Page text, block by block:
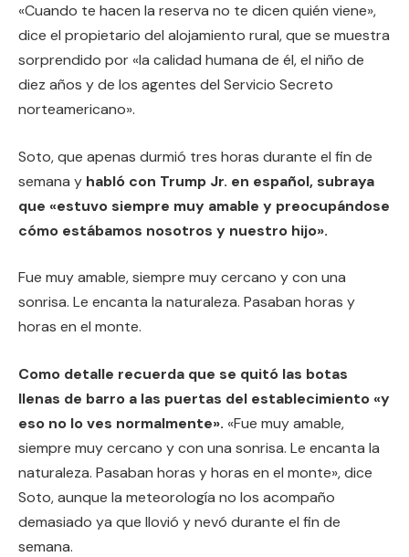
«Cuando te hacen la reserva no te dicen quién viene»,
dice el propietario del alojamiento rural, que se muestra
sorprendido por «la calidad humana de él, el niño de
diez años y de los agentes del Servicio Secreto
norteamericano».
Soto, que apenas durmió tres horas durante el fin de
semana y habló con Trump Jr. en español, subraya
que «estuvo siempre muy amable y preocupándose
cómo estábamos nosotros y nuestro hijo».
Fue muy amable, siempre muy cercano y con una
sonrisa. Le encanta la naturaleza. Pasaban horas y
horas en el monte.
Como detalle recuerda que se quitó las botas
llenas de barro a las puertas del establecimiento «y
eso no lo ves normalmente». «Fue muy amable,
siempre muy cercano y con una sonrisa. Le encanta la
naturaleza. Pasaban horas y horas en el monte», dice
Soto, aunque la meteorología no los acompaño
demasiado ya que llovió y nevó durante el fin de
semana.